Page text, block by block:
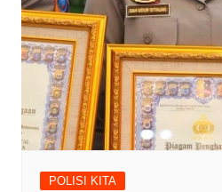
POLISI KITA